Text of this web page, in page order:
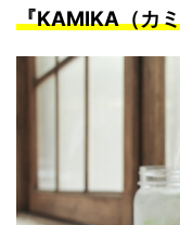
『KAMIKA（カ